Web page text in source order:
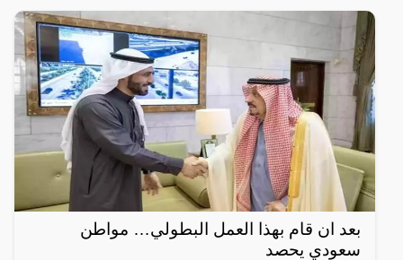
تسهيل
بعد ان قام بهذا العمل البطولي… مواطن
سعودي يحصد